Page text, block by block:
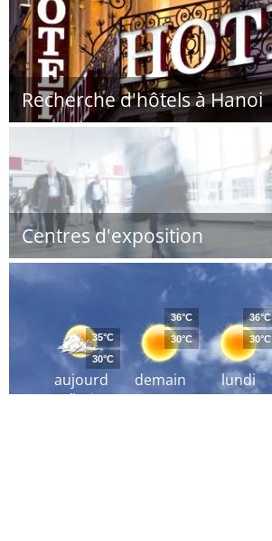
Recherche d'hôtels à Hanoi
Centres d'exposition
aujourd
´hui
35°C
30°C
demain
36°C
30°C
lundi
36°C
30°C